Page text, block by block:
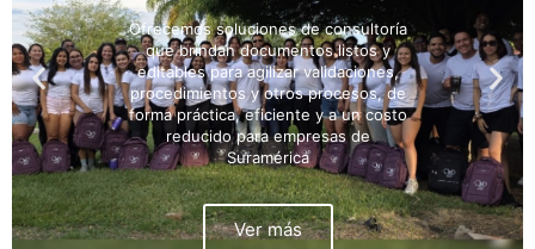
Ofrecemos soluciones de consultoría
que brindan documentos listos y
editables para agilizar validaciones,
procedimientos y otros procesos, de
forma práctica, eficiente y a un costo
reducido para empresas de
Suramérica
Ver más